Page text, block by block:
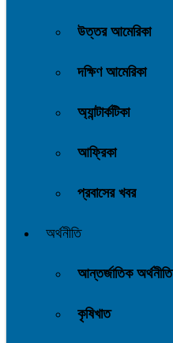
উত্তর আমেরিকা
দক্ষিণ আমেরিকা
অ্যান্টার্কটিকা
আফ্রিকা
প্রবাসের খবর
অর্থনীতি
আন্তর্জাতিক অর্থনীতি
কৃষিখাত